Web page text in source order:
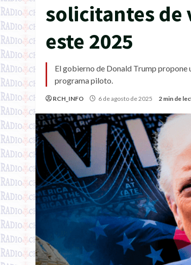
solicitantes de
este 2025
El gobierno de Donald Trump propone
programa piloto.
RCH_INFO 6 de agosto de 2025 2 min de